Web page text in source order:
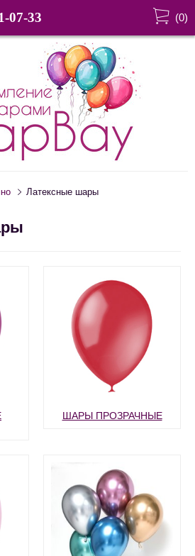
07-33 (0)
Латексные шары
ШАРЫ ПРОЗРАЧНЫЕ